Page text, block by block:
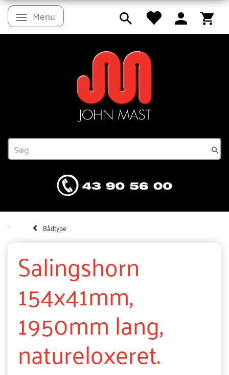
Skifte navigation
Menu
Bådtype
Salingshorn
154x41mm,
1950mm lang,
natureloxeret.